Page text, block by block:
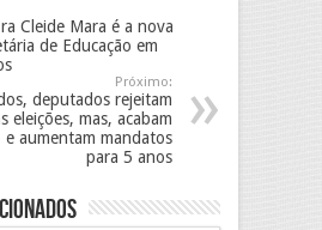
Cleide Mara é a nova
de Educação em
Próximo:
deputados rejeitam
eleições, mas, acabam
e aumentam mandatos
para 5 anos